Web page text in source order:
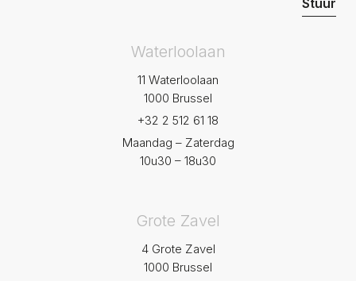
Waterloolaan
11 Waterloolaan
1000 Brussel
+32 2 512 61 18
Maandag – Zaterdag
10u30 – 18u30
Grote Zavel
4 Grote Zavel
1000 Brussel